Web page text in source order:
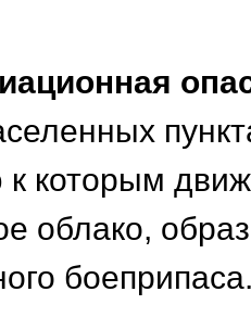
которым
облако,